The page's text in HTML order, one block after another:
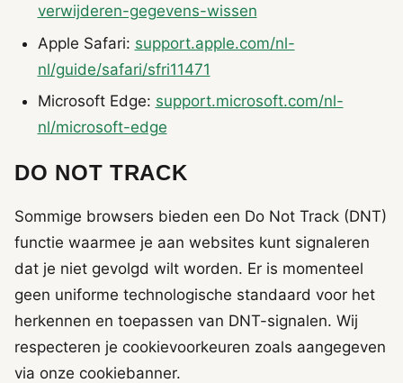
verwijderen-gegevens-wissen
Apple Safari: support.apple.com/nl-
nl/guide/safari/sfri11471
Microsoft Edge: support.microsoft.com/nl-
nl/microsoft-edge
DO NOT TRACK
Sommige browsers bieden een Do Not Track (DNT)
functie waarmee je aan websites kunt signaleren
dat je niet gevolgd wilt worden. Er is momenteel
geen uniforme technologische standaard voor het
herkennen en toepassen van DNT-signalen. Wij
respecteren je cookievoorkeuren zoals aangegeven
via onze cookiebanner.